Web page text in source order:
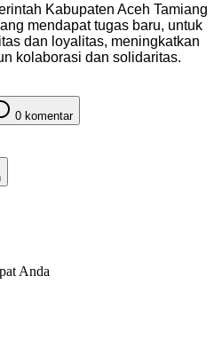
Kabupaten Aceh Tamiang
mendapat tugas baru, untuk
dan loyalitas, meningkatkan
kolaborasi dan solidaritas.
0 komentar
Anda